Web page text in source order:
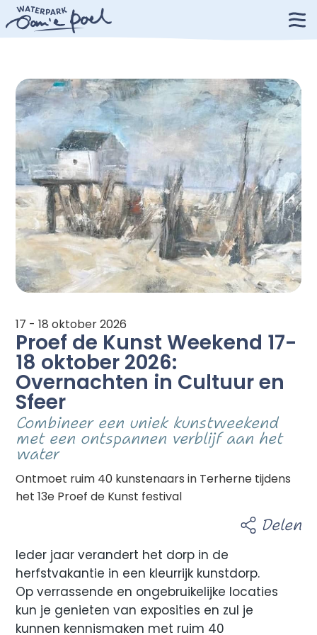
17 - 18 oktober 2026
Proef de Kunst Weekend 17-
18 oktober 2026:
Overnachten in Cultuur en
Sfeer
Combineer een uniek kunstweekend
met een ontspannen verblijf aan het
water
Ontmoet ruim 40 kunstenaars in Terherne tijdens
het 13e Proef de Kunst festival
Delen
Ieder jaar verandert het dorp in de
herfstvakantie in een kleurrijk kunstdorp.
Op verrassende en ongebruikelijke locaties
kun je genieten van exposities en zul je
kunnen kennismaken met ruim 40